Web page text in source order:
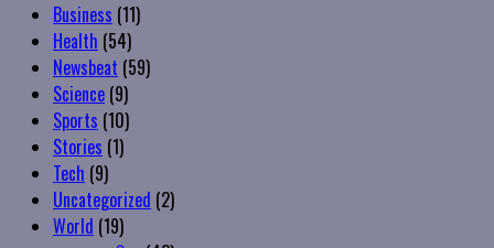
Business (11)
Health (54)
Newsbeat (59)
Science (9)
Sports (10)
Stories (1)
Tech (9)
Uncategorized (2)
World (19)